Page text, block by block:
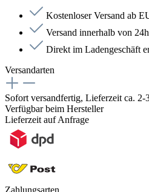
Kostenloser Versand ab
Versand innerhalb von 24h
Direkt im Ladengeschäft
Versandarten
Sofort versandfertig, Lieferzeit ca. 2-
Verfügbar beim Hersteller
Lieferzeit auf Anfrage